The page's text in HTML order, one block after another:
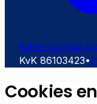
Neem contact op
KvK 86103423•
Cookies